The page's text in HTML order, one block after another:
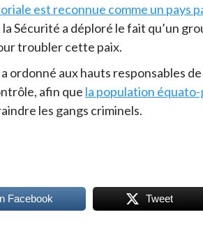
est reconnue comme un pays
Sécurité a déploré le fait qu’un
troubler cette paix.
a ordonné aux hauts responsables
afin que la population
les gangs criminels.
Facebook Tweet